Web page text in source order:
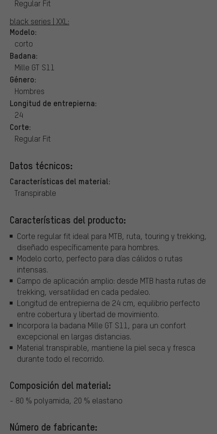
Regular Fit
black series | XXL:
Modelo:
corto
Badana:
Mille GT S11
Género:
Hombres
Longitud de entrepierna:
24
Corte:
Regular Fit
Datos técnicos:
Características del material:
Transpirable
Características del producto:
Corte regular fit ideal para MTB, ruta, touring y trekking,
diseñado específicamente para hombres.
Modelo corto, perfecto para días cálidos o rutas
intensas.
Campo de aplicación amplio: desde MTB hasta rutas de
trekking, versatilidad en cada pedaleo.
Longitud de entrepierna de 24 cm, equilibrio perfecto
entre cobertura y libertad de movimiento.
Incorpora la badana Mille GT S11, para un confort
excepcional en largas distancias.
Material transpirable, mantiene la piel seca y fresca
durante todo el recorrido.
Composición del material:
- 80 % polyamida, 20 % elastano
Número de fabricante: